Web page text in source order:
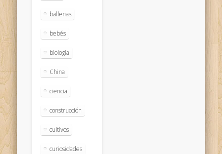
ballenas
bebés
biologia
China
ciencia
construcción
cultivos
curiosidades